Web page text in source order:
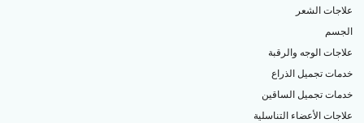
علاجات الشعر
الجسم
علاجات الوجه والرقبة
خدمات تجميل الذراع
خدمات تجميل الساقين
علاجات الأعضاء التناسلية